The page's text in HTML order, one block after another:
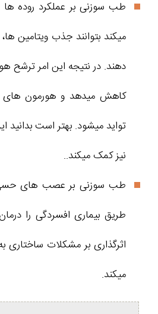
طب سوزنی بر عملکرد روده ها
میکند بتوانند جذب ویتامین ها،
دهند. در نتیجه این امر ترشح
کاهش میدهد و هورمون های
تواید میشود. بهتر است بدانید
نیز کمک میکند..
طب سوزنی بر عصب های حسی
طریق بیماری افسردگی را
اثرگذاری بر مشکلات
میکند.